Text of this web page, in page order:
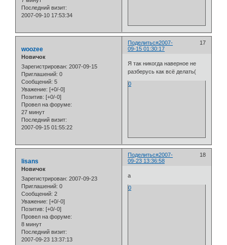
Последний визит:
2007-09-10 17:53:34
Поделиться 17
2007-
09-15 01:30:17
woozee
Новичок
Зарегистрирован: 2007-09-15
Приглашений: 0
Сообщений: 5
Уважение: [+0/-0]
Позитив: [+0/-0]
Провел на форуме:
27 минут
Последний визит:
2007-09-15 01:55:22
Я так никогда наверное не
разберусь как всё делать(
0
Поделиться 18
2007-
09-23 13:36:58
lisans
Новичок
Зарегистрирован: 2007-09-23
Приглашений: 0
Сообщений: 2
Уважение: [+0/-0]
Позитив: [+0/-0]
Провел на форуме:
8 минут
Последний визит:
2007-09-23 13:37:13
а
0